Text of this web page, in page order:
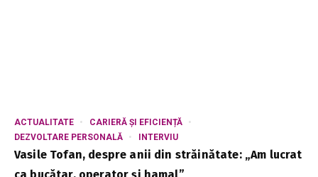
ACTUALITATE
CARIERĂ ȘI EFICIENȚĂ
DEZVOLTARE PERSONALĂ
INTERVIU
Vasile Tofan, despre anii din străinătate: „Am lucrat
ca bucătar, operator și hamal”